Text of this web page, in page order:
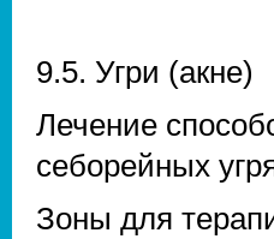
9.5. Угри (aкне)
Лечение
себорейных
Зоны для